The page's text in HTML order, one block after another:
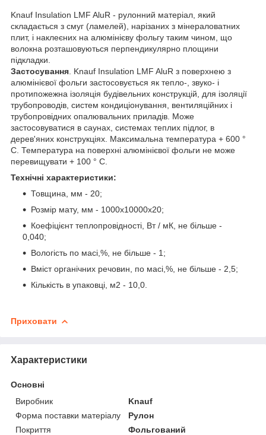
Knauf Insulation LMF AluR - рулонний матеріал, який
складається з смуг (ламелей), нарізаних з мінераловатних
плит, і наклеєних на алюмінієву фольгу таким чином, що
волокна розташовуються перпендикулярно площини
підкладки.
Застосування . Knauf Insulation LMF AluR з поверхнею з
алюмінієвої фольги застосовується як тепло-, звуко- і
протипожежна ізоляція будівельних конструкцій, для ізоляції
трубопроводів, систем кондиціонування, вентиляційних і
трубопровідних опалювальних приладів. Може
застосовуватися в саунах, системах теплих підлог, в
дерев'яних конструкціях. Максимальна температура + 600 °
С. Температура на поверхні алюмінієвої фольги не може
перевищувати + 100 ° С.
Технічні характеристики:
Товщина, мм - 20;
Розмір мату, мм - 1000x10000x20;
Коефіцієнт теплопровідності, Вт / мК, не більше -
0,040;
Вологість по масі,%, не більше - 1;
Вміст органічних речовин, по масі,%, не більше - 2,5;
Кількість в упаковці, м2 - 10,0.
Приховати
Характеристики
Основні
Виробник
Knauf
Форма поставки матеріалу
Рулон
Покриття
Фольгований